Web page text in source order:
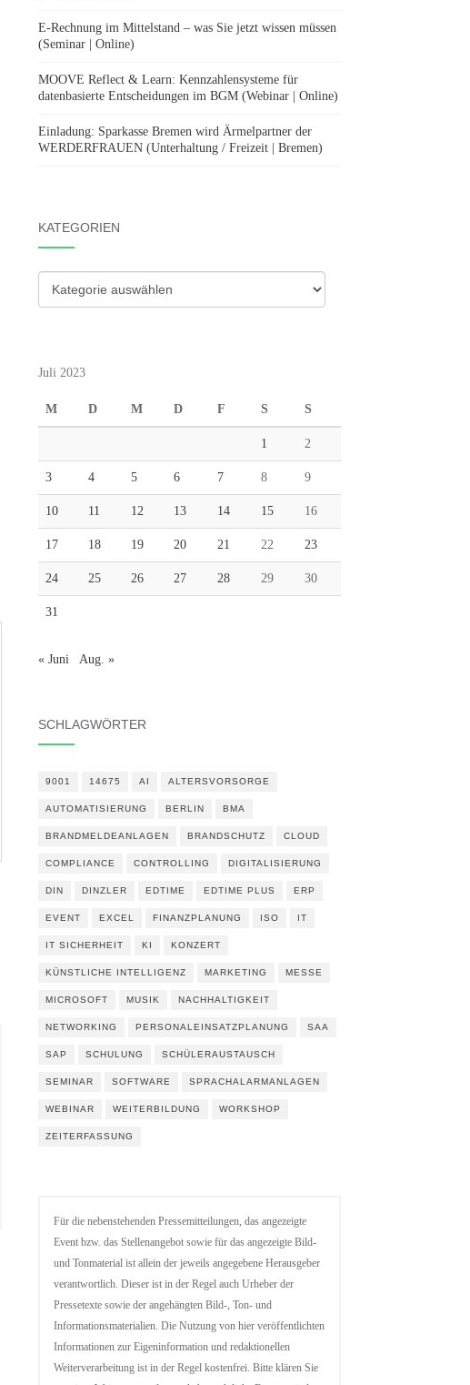
E-Rechnung im Mittelstand – was Sie jetzt wissen müssen
(Seminar | Online)
MOOVE Reflect & Learn: Kennzahlensysteme für
datenbasierte Entscheidungen im BGM (Webinar | Online)
Einladung: Sparkasse Bremen wird Ärmelpartner der
WERDERFRAUEN (Unterhaltung / Freizeit | Bremen)
KATEGORIEN
Kategorien
Juli 2023
M D M D F S S
1 2
3 4 5 6 7 8 9
10 11 12 13 14 15 16
17 18 19 20 21 22 23
24 25 26 27 28 29 30
31
« Juni Aug. »
SCHLAGWÖRTER
9001 14675 AI ALTERSVORSORGE
AUTOMATISIERUNG BERLIN BMA
BRANDMELDEANLAGEN BRANDSCHUTZ CLOUD
COMPLIANCE CONTROLLING DIGITALISIERUNG
DIN DINZLER EDTIME EDTIME PLUS ERP
EVENT EXCEL FINANZPLANUNG ISO IT
IT SICHERHEIT KI KONZERT
KÜNSTLICHE INTELLIGENZ MARKETING MESSE
MICROSOFT MUSIK NACHHALTIGKEIT
NETWORKING PERSONALEINSATZPLANUNG SAA
SAP SCHULUNG SCHÜLERAUSTAUSCH
SEMINAR SOFTWARE SPRACHALARMANLAGEN
WEBINAR WEITERBILDUNG WORKSHOP
ZEITERFASSUNG
Für die nebenstehenden Pressemitteilungen, das angezeigte
Event bzw. das Stellenangebot sowie für das angezeigte Bild-
und Tonmaterial ist allein der jeweils angegebene Herausgeber
verantwortlich. Dieser ist in der Regel auch Urheber der
Pressetexte sowie der angehängten Bild-, Ton- und
Informationsmaterialien. Die Nutzung von hier veröffentlichten
Informationen zur Eigeninformation und redaktionellen
Weiterverarbeitung ist in der Regel kostenfrei. Bitte klären Sie